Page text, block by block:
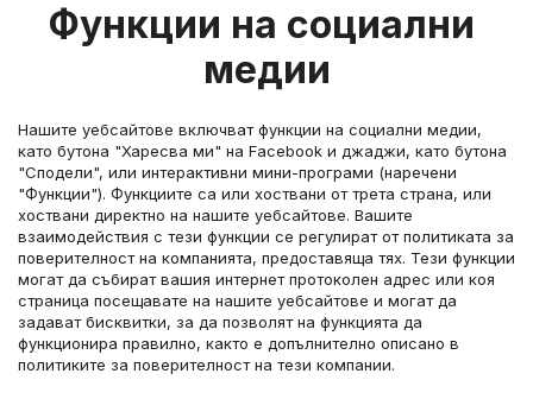
Функции на социални
медии
Нашите уебсайтове включват функции на социални медии,
като бутона "Харесва ми" на Facebook и джаджи, като бутона
"Сподели", или интерактивни мини-програми (наречени
"Функции"). Функциите са или хоствани от трета страна, или
хоствани директно на нашите уебсайтове. Вашите
взаимодействия с тези функции се регулират от политиката за
поверителност на компанията, предоставяща тях. Тези функции
могат да събират вашия интернет протоколен адрес или коя
страница посещавате на нашите уебсайтове и могат да
задават бисквитки, за да позволят на функцията да
функционира правилно, както е допълнително описано в
политиките за поверителност на тези компании.